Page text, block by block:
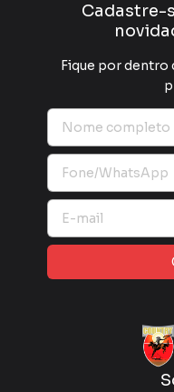
Cadastre-
Fique por